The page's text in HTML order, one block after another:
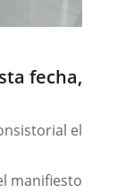
fecha,
el
manifiesto